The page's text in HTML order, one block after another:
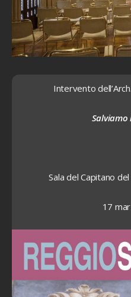
Intervento
Salviamo
Sala del Capitano
17